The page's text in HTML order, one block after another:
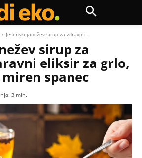
Jesenski janežev sirup za zdravje:...
sirup za
eliksir za grlo,
spanec
3 min.